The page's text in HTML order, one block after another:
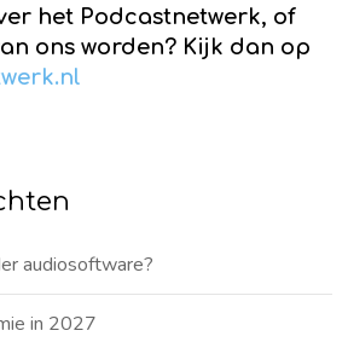
het Podcastnetwerk, of
ons worden? Kijk dan op
audiosoftware?
in 2027